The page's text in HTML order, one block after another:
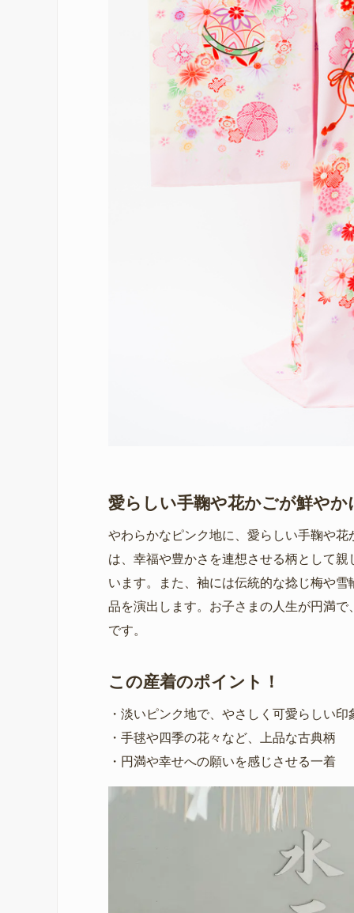
愛らしい手鞠や花かごが鮮やか
やわらかなピンク地に、愛らしい手鞠や
は、幸福や豊かさを連想させる柄として
います。また、袖には伝統的な捻じ梅や
品を演出します。お子さまの人生が円満
です。
この産着のポイント！
・淡いピンク地で、やさしく可愛らしい印
・手毬や四季の花々など、上品な古典柄
・円満や幸せへの願いを感じさせる一着